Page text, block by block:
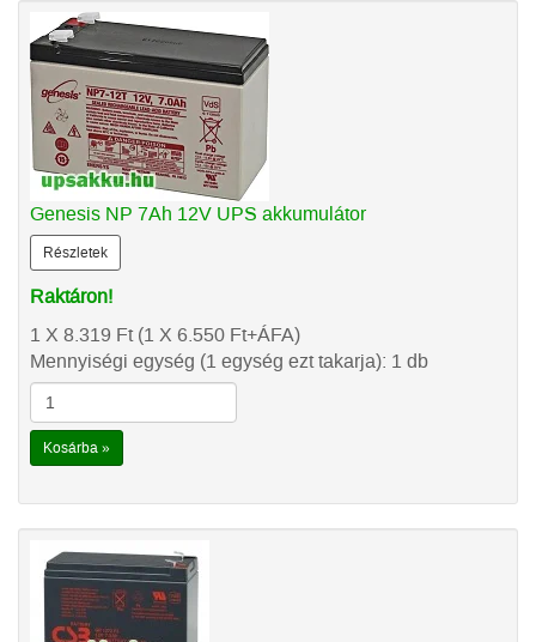
Genesis NP 7Ah 12V UPS akkumulátor
Részletek
Raktáron!
1 X 8.319 Ft(1 X 6.550 Ft+ÁFA)
Mennyiségi egység (1 egység ezt takarja): 1 db
Kosárba »